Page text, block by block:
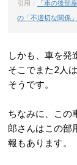
引用：
「車の後部
の「不適切な関係
しかも、車を発
そこでまた2人
そうです。
ちなみに、この
郎さんはこの部
報もあります。